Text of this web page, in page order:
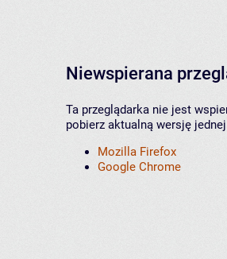
Niewspierana
Ta przeglądarka nie jest
pobierz aktualną wersję
Mozilla Firefox
Google Chrome